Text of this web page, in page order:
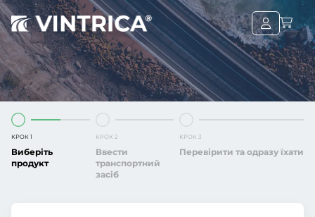
КРОК 1
Виберіть
продукт
КРОК 2
Ввести
транспортний
засіб
КРОК 3
Перевірити та одразу їхати